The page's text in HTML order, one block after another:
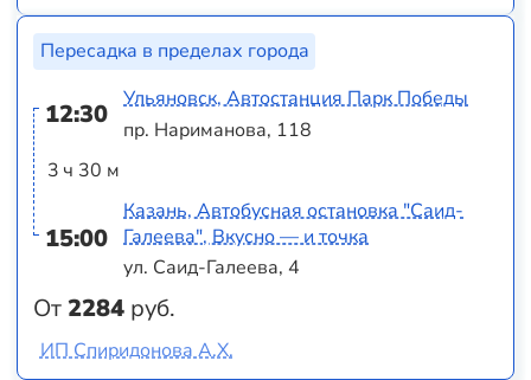
Пересадка в пределах города
12:30
3 ч 30 м
15:00
От2284 руб.
Ульяновск, Автостанция Парк Победы
пр. Нариманова, 118
Казань, Автобусная остановка "Саид-
Галеева", Вкусно — и точка
ул. Саид-Галеева, 4
ИП Спиридонова А.Х.